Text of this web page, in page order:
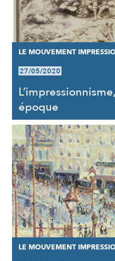
LE MOUVEMENT
27/05/2020
époque
LE MOUVEMENT